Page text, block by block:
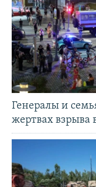
Генералы и
жертвах взрыва